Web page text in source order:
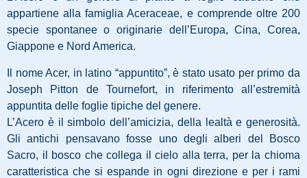
appartiene alla famiglia Aceraceae, e comprende oltre 200
specie spontanee o originarie dell’Europa, Cina, Corea,
Giappone e Nord America.
Il nome Acer, in latino “appuntito”, è stato usato per primo da
Joseph Pitton de Tournefort, in riferimento all’estremità
appuntita delle foglie tipiche del genere.
L’Acero è il simbolo dell’amicizia, della lealtà e generosità.
Gli antichi pensavano fosse uno degli alberi del Bosco
Sacro, il bosco che collega il cielo alla terra, per la chioma
caratteristica che si espande in ogni direzione e per i rami